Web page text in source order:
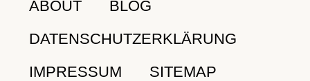
ABOUT
BLOG
DATENSCHUTZERKLÄRUNG
IMPRESSUM
SITEMAP